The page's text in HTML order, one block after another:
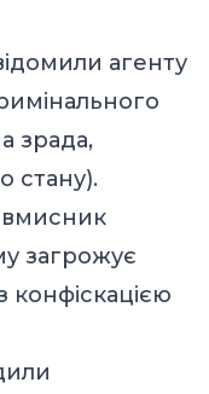
агенту
зрада,
стану).
загрожує
конфіскацією